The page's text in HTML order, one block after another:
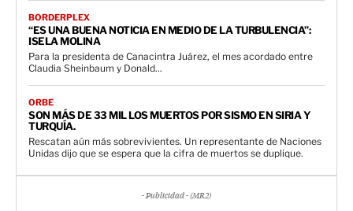
BORDERPLEX
“ES UNA BUENA NOTICIA EN MEDIO DE LA TURBULENCIA”:
ISELA MOLINA
Para la presidenta de Canacintra Juárez, el mes acordado entre
Claudia Sheinbaum y Donald...
ORBE
SON MÁS DE 33 MIL LOS MUERTOS POR SISMO EN SIRIA Y
TURQUÍA.
Rescatan aún más sobrevivientes. Un representante de Naciones
Unidas dijo que se espera que la cifra de muertos se duplique.
- Publicidad - (MR2)